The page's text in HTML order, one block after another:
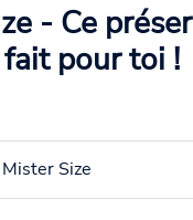
- Ce
fait pour toi !
Size